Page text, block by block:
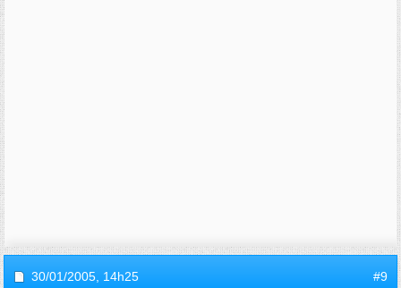
30/01/2005, 14h25 #9